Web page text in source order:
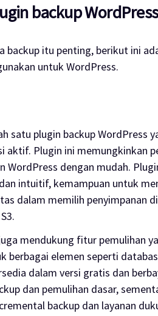
backup WordPress
backup itu penting, berikut ini
untuk WordPress.
satu plugin backupWordPress
aktif. Plugin ini memungkinkan
WordPress dengan mudah.
intuitif, kemampuan untuk
dalam memilih penyimpanan di
mendukung fitur pemulihan
berbagai elemen seperti
dalam versi gratis dan
dan pemulihan dasar,
backup dan layanan